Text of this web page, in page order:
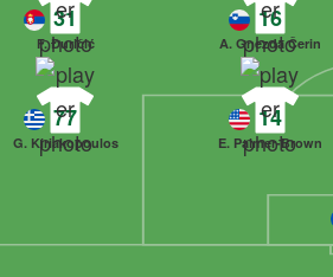
77
G. Kiriakopoulos
14
E. Palmer-Brown
31
F. Đuričić
16
A. Gnezda Čerin